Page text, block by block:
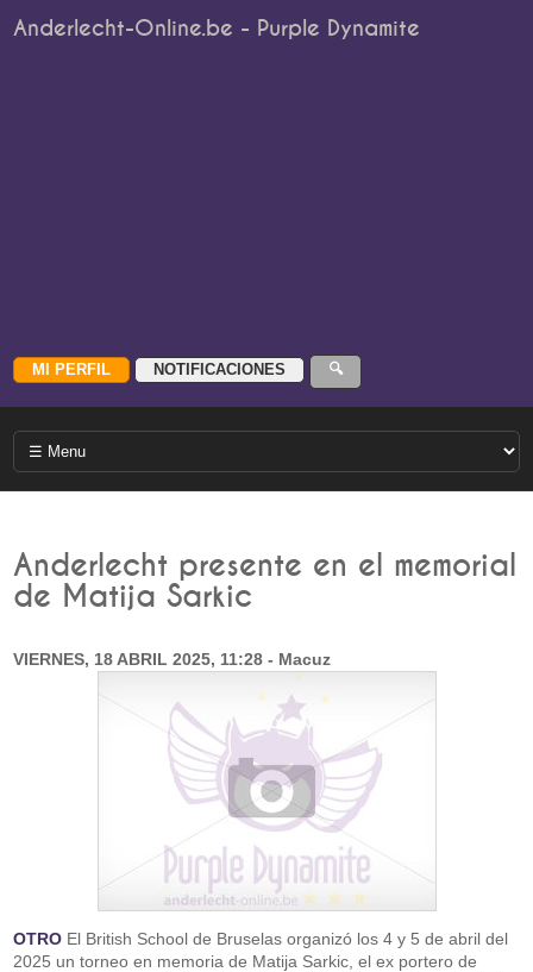
Anderlecht-Online.be - Purple Dynamite
Anderlecht presente en el memorial
de Matija Sarkic
VIERNES, 18 ABRIL 2025, 11:28 - Macuz
OTRO El British School de Bruselas organizó los 4 y 5 de abril del
2025 un torneo en memoria de Matija Sarkic, el ex portero de